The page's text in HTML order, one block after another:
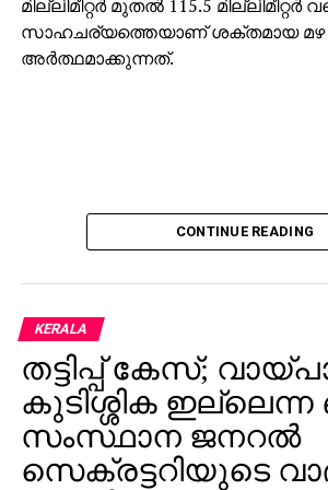
ജനങ്ങളെ
DON'T MISS
മില്ലിമീറ്റര്‍ മുതല്‍ 115.5 മില്ലിമീറ്റര്‍
സാഹചര്യത്തെയാണ് ശക്തമായ
അര്‍ത്ഥമാക്കുന്നത്.
CONTINUE READING
KERALA
തട്ടിപ്പ് കേസ്;
കുടിശ്ശിക ഇല്ലെന്ന
സംസ്ഥാന ജനറല്‍
സെക്രട്ടറിയുടെ